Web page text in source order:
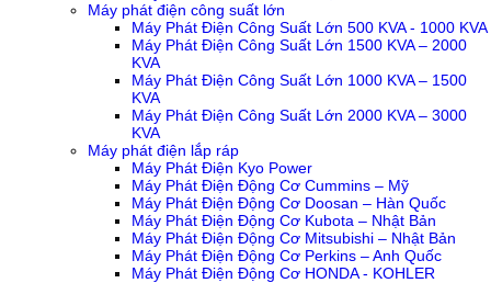
Máy phát điện công suất lớn
Máy Phát Điện Công Suất Lớn 500 KVA - 1000 KVA
Máy Phát Điện Công Suất Lớn 1500 KVA – 2000
KVA
Máy Phát Điện Công Suất Lớn 1000 KVA – 1500
KVA
Máy Phát Điện Công Suất Lớn 2000 KVA – 3000
KVA
Máy phát điện lắp ráp
Máy Phát Điện Kyo Power
Máy Phát Điện Động Cơ Cummins – Mỹ
Máy Phát Điện Động Cơ Doosan – Hàn Quốc
Máy Phát Điện Động Cơ Kubota – Nhật Bản
Máy Phát Điện Động Cơ Mitsubishi – Nhật Bản
Máy Phát Điện Động Cơ Perkins – Anh Quốc
Máy Phát Điện Động Cơ HONDA - KOHLER